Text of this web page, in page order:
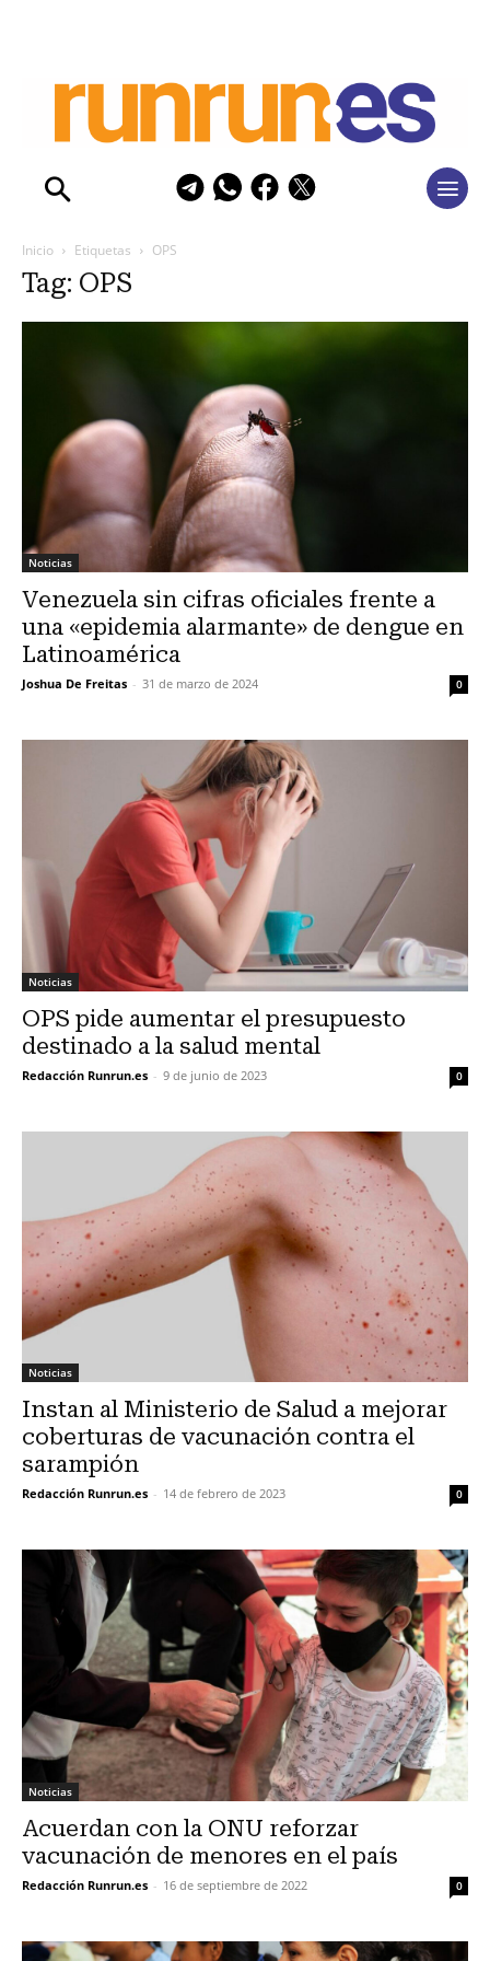
Inicio Etiquetas OPS
Tag: OPS
Noticias
Venezuela sin cifras oficiales frente a
una «epidemia alarmante» de dengue en
Latinoamérica
Joshua De Freitas - 31 de marzo de 2024 0
Noticias
OPS pide aumentar el presupuesto
destinado a la salud mental
Redacción Runrun.es - 9 de junio de 2023 0
Noticias
Instan al Ministerio de Salud a mejorar
coberturas de vacunación contra el
sarampión
Redacción Runrun.es - 14 de febrero de 2023 0
Noticias
Acuerdan con la ONU reforzar
vacunación de menores en el país
Redacción Runrun.es - 16 de septiembre de 2022 0